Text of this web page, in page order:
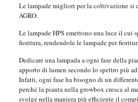
Le lampade migliori per la coltivazione si
AGRO.
Le lampade HPS emettono una luce il cui
fioritura, rendendole le lampade per
Dedicare una lampada a ogni fase della
apporto di lumen secondo lo spettro più
Infatti, ogni fase ha bisogno di un
perché la pianta nella growbox cresca al
svolge nella maniera più efficiente il